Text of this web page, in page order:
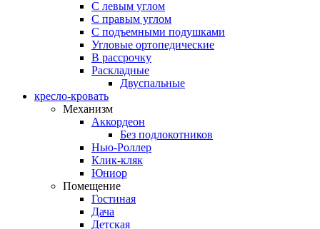
C левым углом
C правым углом
С подъемными подушками
Угловые ортопедические
В рассрочку
Раскладные
Двуспальные
кресло-кровать
Механизм
Аккордеон
Без подлокотников
Нью-Роллер
Клик-кляк
Юниор
Помещение
Гостиная
Дача
Детская